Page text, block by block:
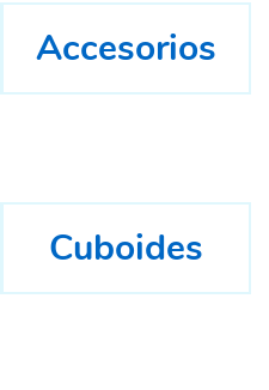
Accesorios
Cuboides